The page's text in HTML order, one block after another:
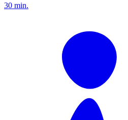
30 min.